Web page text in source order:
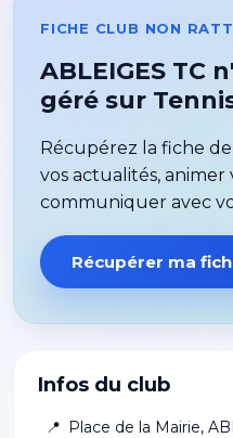
Infos du club
📍 Place de la Mairie,
FICHE CLUB NON
ABLEIGES TC
géré sur
Récupérez la fiche
vos actualités,
communiquer avec
Récupérer ma